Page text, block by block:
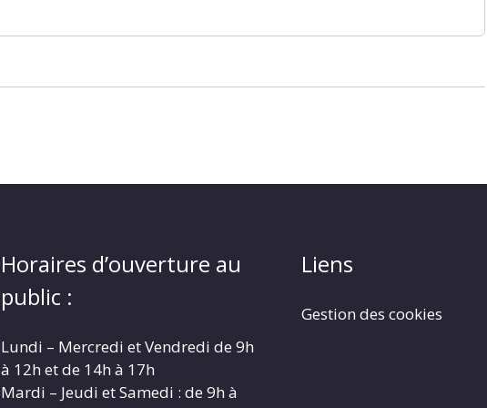
Horaires d’ouverture au
public :
Lundi – Mercredi et Vendredi de 9h
à 12h et de 14h à 17h
Mardi – Jeudi et Samedi : de 9h à
Liens
Gestion des cookies